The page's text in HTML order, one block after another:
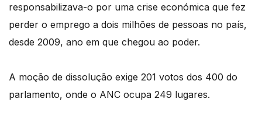
responsabilizava-o por uma crise económica que fez
perder o emprego a dois milhões de pessoas no país,
desde 2009, ano em que chegou ao poder.
A moção de dissolução exige 201 votos dos 400 do
parlamento, onde o ANC ocupa 249 lugares.